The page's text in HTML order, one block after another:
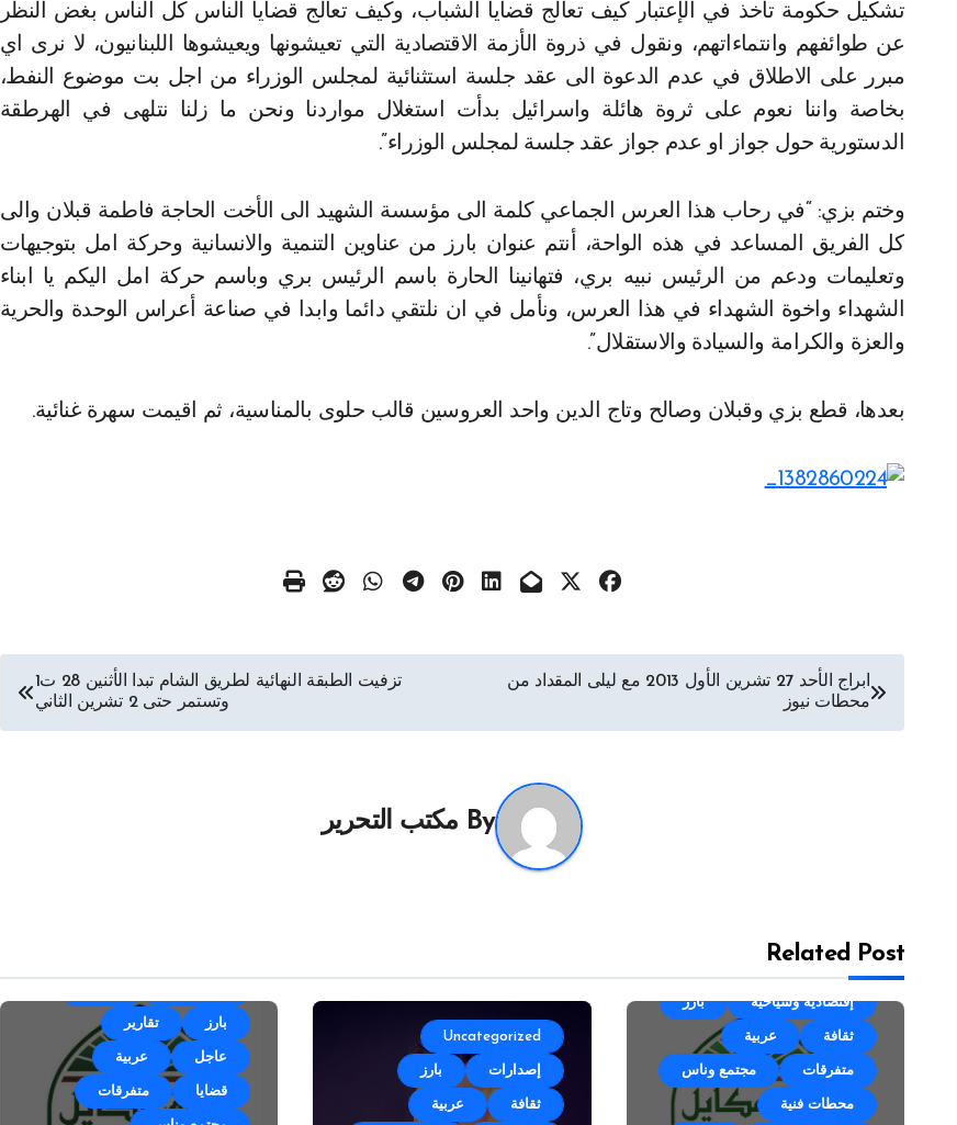
تشكيل حكومة تأخذ في الإعتبار كيف تعالج قضايا الشباب، وكيف تعالج قضايا الناس كل الناس بغض النظر
عن طوائفهم وانتماءاتهم، ونقول في ذروة الأزمة الاقتصادية التي تعيشونها ويعيشوها اللبنانيون، لا نرى اي
مبرر على الاطلاق في عدم الدعوة الى عقد جلسة استثنائية لمجلس الوزراء من اجل بت موضوع النفط،
بخاصة واننا نعوم على ثروة هائلة واسرائيل بدأت استغلال مواردنا ونحن ما زلنا نتلهى في الهرطقة
الدستورية حول جواز او عدم جواز عقد جلسة لمجلس الوزراء”.
وختم بزي: “في رحاب هذا العرس الجماعي كلمة الى مؤسسة الشهيد الى الأخت الحاجة فاطمة قبلان والى
كل الفريق المساعد في هذه الواحة، أنتم عنوان بارز من عناوين التنمية والانسانية وحركة امل بتوجيهات
وتعليمات ودعم من الرئيس نبيه بري، فتهانينا الحارة باسم الرئيس بري وباسم حركة امل اليكم يا ابناء
الشهداء واخوة الشهداء في هذا العرس، ونأمل في ان نلتقي دائما وابدا في صناعة أعراس الوحدة والحرية
والعزة والكرامة والسيادة والاستقلال”.
بعدها، قطع بزي وقبلان وصالح وتاج الدين واحد العروسين قالب حلوى بالمناسية، ثم اقيمت سهرة غنائية.
تصفّح
المقالات
ابراج الأحد 27 تشرين الأول 2013 مع ليلى المقداد من
محطات نيوز
تزفيت الطبقة النهائية لطريق الشام تبدا الأثنين 28 ت1
وتستمر حتى 2 تشرين الثاني
By مكتب التحرير
Related Post
إقتصادية وسياحية بارز
ثقافة عربية
متفرقات مجتمع وناس
محطات فنية
Uncategorized
إصدارات بارز
ثقافة عربية
بارز تقارير
عاجل عربية
قضايا متفرقات